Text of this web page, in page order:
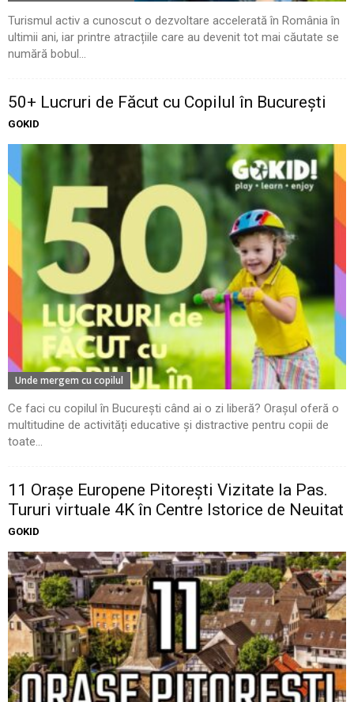
Turismul activ a cunoscut o dezvoltare accelerată în România în
ultimii ani, iar printre atracțiile care au devenit tot mai căutate se
numără bobul...
50+ Lucruri de Făcut cu Copilul în București
GOKID
Unde mergem cu copilul
Ce faci cu copilul în București când ai o zi liberă? Orașul oferă o
multitudine de activități educative și distractive pentru copii de
toate...
11 Oraşe Europene Pitoreşti Vizitate la Pas.
Tururi virtuale 4K în Centre Istorice de Neuitat
GOKID